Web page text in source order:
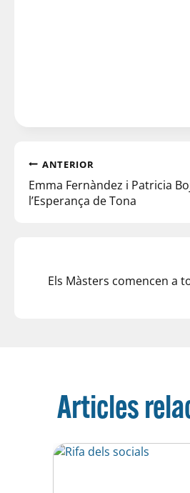
ANTERIOR
Emma Fernàndez i Patricia
l’Esperança de Tona
Els Màsters comencen a
Articles